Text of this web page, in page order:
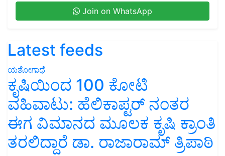
Join on WhatsApp
Latest feeds
ಯಶೋಗಾಥೆ
ಕೃಷಿಯಿಂದ 100 ಕೋಟಿ
ವಹಿವಾಟು: ಹೆಲಿಕಾಪ್ಟರ್ ನಂತರ
ಈಗ ವಿಮಾನದ ಮೂಲಕ ಕೃಷಿ ಕ್ರಾಂತಿ
ತರಲಿದ್ದಾರೆ ಡಾ. ರಾಜಾರಾಮ್ ತ್ರಿಪಾಠಿ